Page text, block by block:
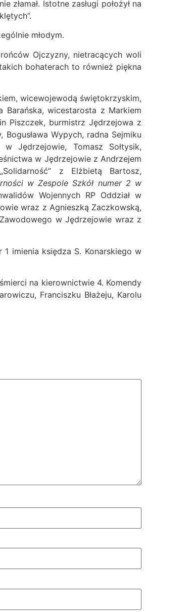
Istotne zasługi położył na
młodym.
Ojczyzny, nietracących woli
bohaterach to również piękna
wicewojewodą świętokrzyskim,
Barańska, wicestarosta z Markiem
Piszczek, burmistrz Jędrzejowa z
Wypych, radna Sejmiku
Jędrzejowie, Tomasz Sołtysik,
w Jędrzejowie z Andrzejem
z Elżbietą Bartosz,
w Zespole Szkół numer 2 w
Wojennych RP Oddział w
wraz z Agnieszką Zaczkowską,
w Jędrzejowie wraz z
1 imienia księdza S. Konarskiego w
na kierownictwie 4. Komendy
Franciszku Błażeju, Karolu